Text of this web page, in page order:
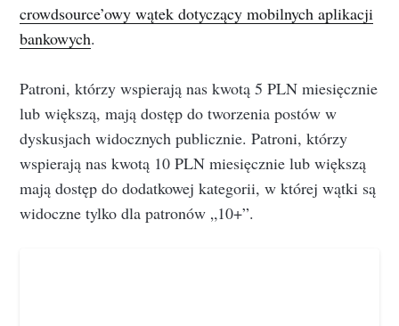
crowdsource’owy wątek dotyczący mobilnych aplikacji
bankowych.
Patroni, którzy wspierają nas kwotą 5 PLN miesięcznie
lub większą, mają dostęp do tworzenia postów w
dyskusjach widocznych publicznie. Patroni, którzy
wspierają nas kwotą 10 PLN miesięcznie lub większą
mają dostęp do dodatkowej kategorii, w której wątki są
widoczne tylko dla patronów „10+”.